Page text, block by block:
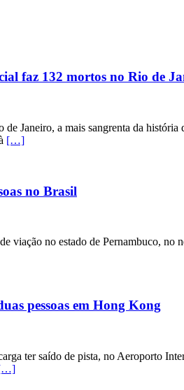
faz 132 mortos no Rio de
Janeiro, a mais sangrenta da
[…]
no Brasil
viação no estado de Pernambuco,
pessoas em Hong Kong
ter saído de pista, no Aeroporto